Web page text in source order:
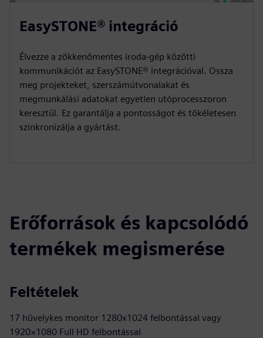
EasySTONE® integráció
Élvezze a zökkenőmentes iroda-gép közötti
kommunikációt az EasySTONE® integrációval. Ossza
meg projekteket, szerszámútvonalakat és
megmunkálási adatokat egyetlen utóprocesszoron
keresztül. Ez garantálja a pontosságot és tökéletesen
szinkronizálja a gyártást.
Erőforrások és kapcsolódó
termékek megismerése
Feltételek
17 hüvelykes monitor 1280x1024 felbontással vagy
1920×1080 Full HD felbontással